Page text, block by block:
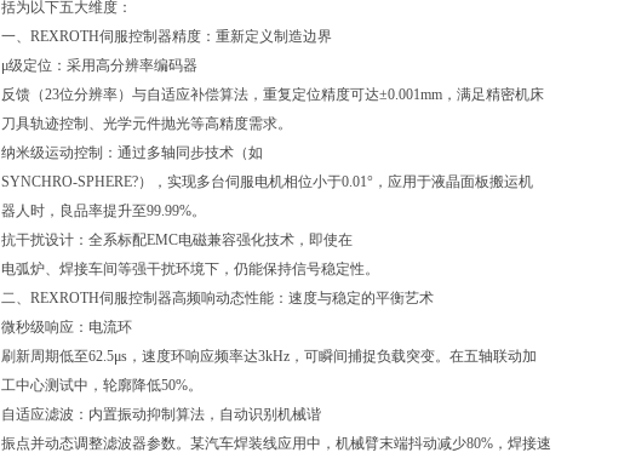
括为以下五大维度：
一、REXROTH伺服控制器精度：重新定义制造边界
μ级定位：采用高分辨率编码器
反馈（23位分辨率）与自适应补偿算法，重复定位精度可达±0.001mm，满足精密机床
刀具轨迹控制、光学元件抛光等高精度需求。
纳米级运动控制：通过多轴同步技术（如
SYNCHRO-SPHERE?），实现多台伺服电机相位小于0.01°，应用于液晶面板搬运机
器人时，良品率提升至99.99%。
抗干扰设计：全系标配EMC电磁兼容强化技术，即使在
电弧炉、焊接车间等强干扰环境下，仍能保持信号稳定性。
二、REXROTH伺服控制器高频响动态性能：速度与稳定的平衡艺术
微秒级响应：电流环
刷新周期低至62.5μs，速度环响应频率达3kHz，可瞬间捕捉负载突变。在五轴联动加
工中心测试中，轮廓降低50%。
自适应滤波：内置振动抑制算法，自动识别机械谐
振点并动态调整滤波器参数。某汽车焊装线应用中，机械臂末端抖动减少80%，焊接速